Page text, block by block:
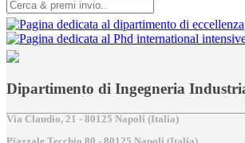
Dipartimento di Ingegneria
Via Claudio, 21 - 80125 Napoli (Italia)